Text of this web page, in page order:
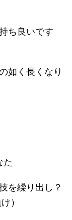
ち良いです
如く長くなり
た
を繰り出し？
）